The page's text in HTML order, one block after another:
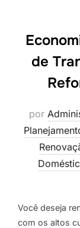
de
por
Você deseja
com os altos